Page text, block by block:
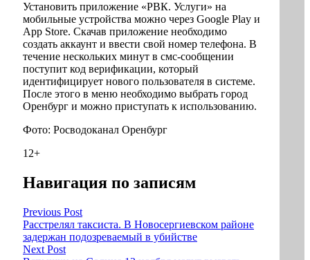
Установить приложение «РВК. Услуги» на
мобильные устройства можно через Google Play и
App Store. Скачав приложение необходимо
создать аккаунт и ввести свой номер телефона. В
течение нескольких минут в смс-сообщении
поступит код верификации, который
идентифицирует нового пользователя в системе.
После этого в меню необходимо выбрать город
Оренбург и можно приступать к использованию.
Фото: Росводоканал Оренбург
12+
Навигация по записям
Previous Post
Расстрелял таксиста. В Новосергиевском районе
задержан подозреваемый в убийстве
Next Post